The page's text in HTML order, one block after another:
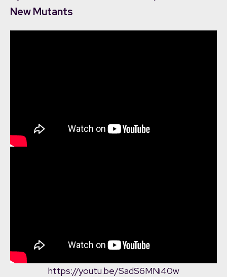
New Mutants
https://youtu.be/SadS6MNi40w